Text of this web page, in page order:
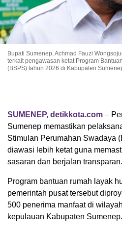
Bupati Sumenep, Achmad Fauzi
terkait pengawasan ketat Program
(BSPS) tahun 2026 di Kabupaten
SUMENEP, detikkota.com –
Sumenep memastikan
Stimulan Perumahan Swadaya
diawasi lebih ketat guna
sasaran dan berjalan transparan.
Program bantuan rumah layak
pemerintah pusat tersebut
500 penerima manfaat di
kepulauan Kabupaten Sumenep.